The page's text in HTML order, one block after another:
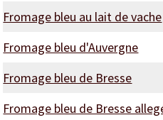
Fromage bleu au lait de vache
Fromage bleu d'Auvergne
Fromage bleu de Bresse
Fromage bleu de Bresse